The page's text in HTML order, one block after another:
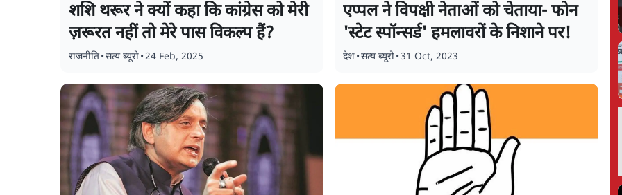
शशि थरूर ने क्यों कहा कि कांग्रेस को मेरी
ज़रूरत नहीं तो मेरे पास विकल्प हैं?
राजनीति•सत्य ब्यूरो•24 Feb, 2025
एप्पल ने विपक्षी नेताओं को चेताया- फोन
'स्टेट स्पॉन्सर्ड' हमलावरों के निशाने पर!
देश•सत्य ब्यूरो•31 Oct, 2023